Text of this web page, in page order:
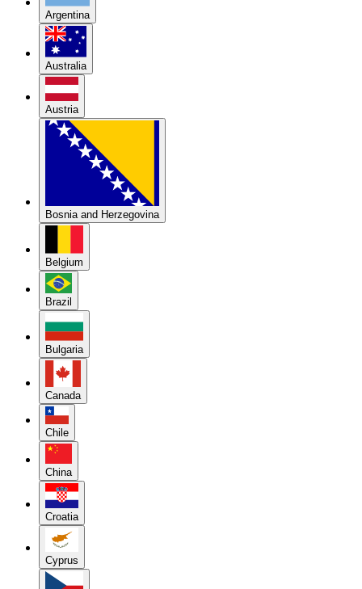
Argentina
Australia
Austria
Bosnia and Herzegovina
Belgium
Brazil
Bulgaria
Canada
Chile
China
Croatia
Cyprus